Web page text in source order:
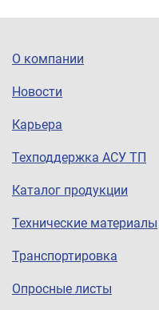
О компании
Новости
Карьера
Техподдержка АСУ ТП
Каталог продукции
Технические материалы
Транспортировка
Опросные листы